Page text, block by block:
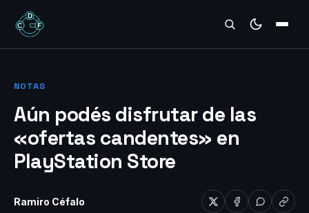
REVIEWS
NOTAS
Aún podés disfrutar de las
«ofertas candentes» en
PlayStation Store
Ramiro Céfalo